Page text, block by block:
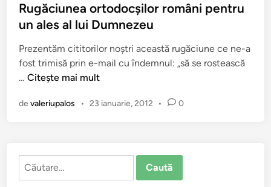
i
c
t
î
n
Rugăciunea ortodocşilor români pentru
un ales al lui Dumnezeu
Prezentăm cititorilor noştri această rugăciune ce ne-a
fost trimisă prin e-mail cu îndemnul: „să se rostească
…R
g
u
n
Citește mai mult
devaleriupalos • 23 ianuarie, 2012 • 0
Caută